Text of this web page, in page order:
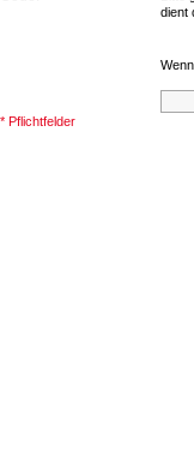
dient
* Pflichtfelder